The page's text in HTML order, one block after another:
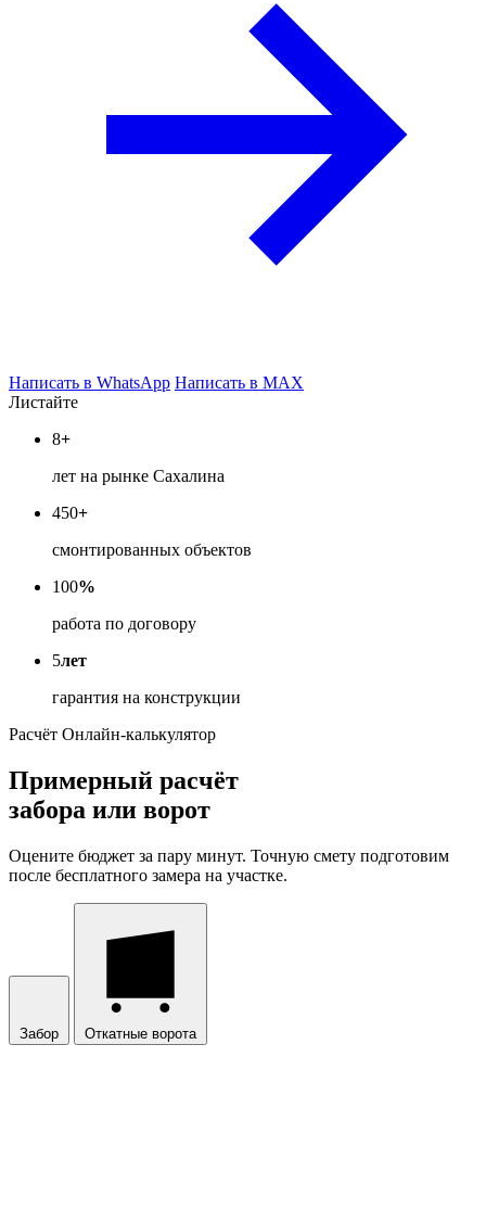
Написать в WhatsApp Написать в MAX
Листайте
8+
лет на рынке Сахалина
450+
смонтированных объектов
100%
работа по договору
5лет
гарантия на конструкции
Расчёт Онлайн-калькулятор
Примерный расчёт
забора или ворот
Оцените бюджет за пару минут. Точную смету подготовим
после бесплатного замера на участке.
Забор Откатные ворота